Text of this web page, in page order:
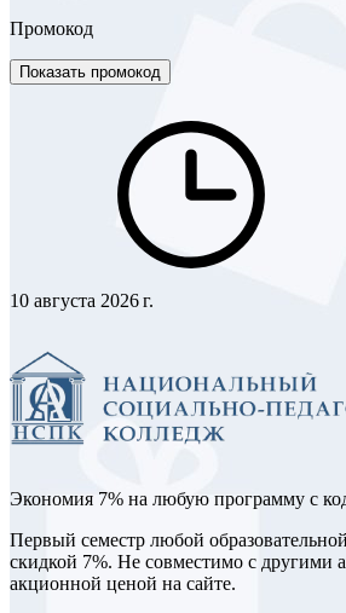
Промокод
Показать промокод
10 августа 2026 г.
Экономия 7% на любую программу с
Первый семестр любой
скидкой 7%. Не совместимо с другими
акционной ценой на сайте.